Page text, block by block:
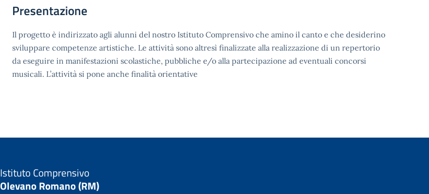
Presentazione
Il progetto è indirizzato agli alunni del nostro Istituto Comprensivo che amino il canto e che desiderino
sviluppare competenze artistiche. Le attività sono altresì finalizzate alla realizzazione di un repertorio
da eseguire in manifestazioni scolastiche, pubbliche e/o alla partecipazione ad eventuali concorsi
musicali. L’attività si pone anche finalità orientative
Istituto Comprensivo
Olevano Romano (RM)